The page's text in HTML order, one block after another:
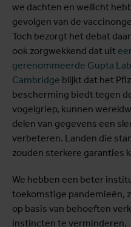
we dachten en wellicht
gevolgen van de
Toch bezorgt het debat
ook zorgwekkend dat uit
gerenommeerde Gupta
Cambridge blijkt dat het
bescherming biedt tegen
vogelgriep, kunnen
delen van gegevens een
verbeteren. Landen die
zouden sterkere garanties
We hebben een beter
toekomstige pandemieën,
op basis van behoeften
instincten te verminderen.